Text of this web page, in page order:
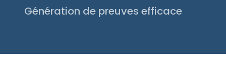
à vos équipes une trajectoire claire et
priorisée
Génération de preuves efficace